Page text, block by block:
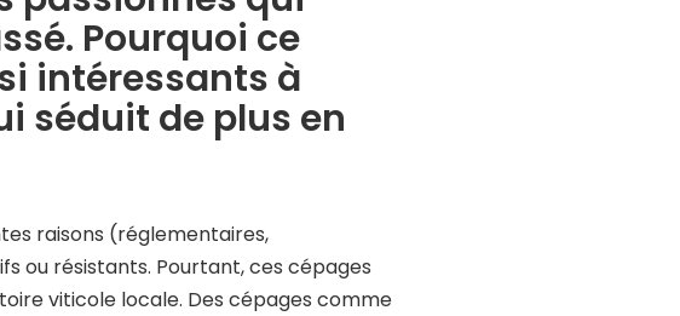
Pourquoi ce
intéressants à
séduit de plus en
raisons (réglementaires,
ou résistants. Pourtant, ces cépages
viticole locale. Des cépages comme